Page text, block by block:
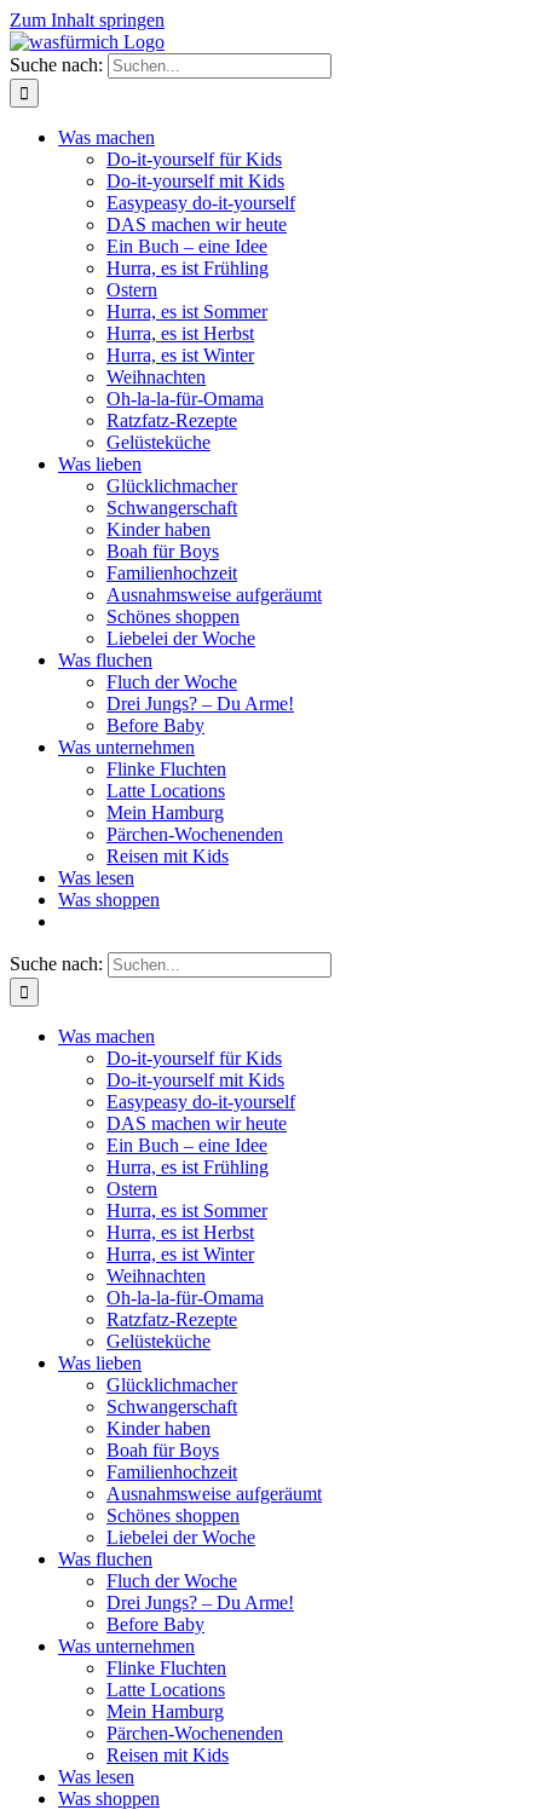
Zum Inhalt springen
Suche nach:
Was machen
Do-it-yourself für Kids
Do-it-yourself mit Kids
Easypeasy do-it-yourself
DAS machen wir heute
Ein Buch – eine Idee
Hurra, es ist Frühling
Ostern
Hurra, es ist Sommer
Hurra, es ist Herbst
Hurra, es ist Winter
Weihnachten
Oh-la-la-für-Omama
Ratzfatz-Rezepte
Gelüsteküche
Was lieben
Glücklichmacher
Schwangerschaft
Kinder haben
Boah für Boys
Familienhochzeit
Ausnahmsweise aufgeräumt
Schönes shoppen
Liebelei der Woche
Was fluchen
Fluch der Woche
Drei Jungs? – Du Arme!
Before Baby
Was unternehmen
Flinke Fluchten
Latte Locations
Mein Hamburg
Pärchen-Wochenenden
Reisen mit Kids
Was lesen
Was shoppen
Suche nach:
Was machen
Do-it-yourself für Kids
Do-it-yourself mit Kids
Easypeasy do-it-yourself
DAS machen wir heute
Ein Buch – eine Idee
Hurra, es ist Frühling
Ostern
Hurra, es ist Sommer
Hurra, es ist Herbst
Hurra, es ist Winter
Weihnachten
Oh-la-la-für-Omama
Ratzfatz-Rezepte
Gelüsteküche
Was lieben
Glücklichmacher
Schwangerschaft
Kinder haben
Boah für Boys
Familienhochzeit
Ausnahmsweise aufgeräumt
Schönes shoppen
Liebelei der Woche
Was fluchen
Fluch der Woche
Drei Jungs? – Du Arme!
Before Baby
Was unternehmen
Flinke Fluchten
Latte Locations
Mein Hamburg
Pärchen-Wochenenden
Reisen mit Kids
Was lesen
Was shoppen